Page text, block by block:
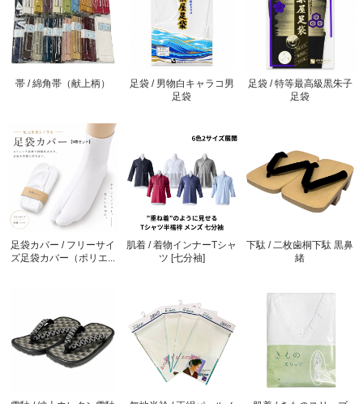
帯 / 綿角帯（献上柄）
足袋 / 男物白キャラコ男
足袋
足袋 / 特等最高級黒朱子
足袋
足袋カバー / フリーサイ
ズ足袋カバー（ポリエ...
肌着 / 着物インナーTシャ
ツ [七分袖]
下駄 / 二枚歯桐下駄 黒鼻
緒